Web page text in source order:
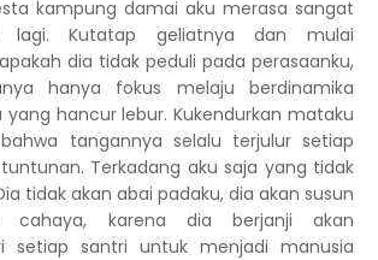
kampung damai aku merasa sangat
Kutatap geliatnya dan mulai
dia tidak peduli pada perasaanku,
hanya fokus melaju berdinamika
yang hancur lebur. Kukendurkan mataku
tangannya selalu terjulur setiap
Terkadang aku saja yang tidak
tidak akan abai padaku, dia akan susun
cahaya, karena dia berjanji akan
setiap santri untuk menjadi manusia